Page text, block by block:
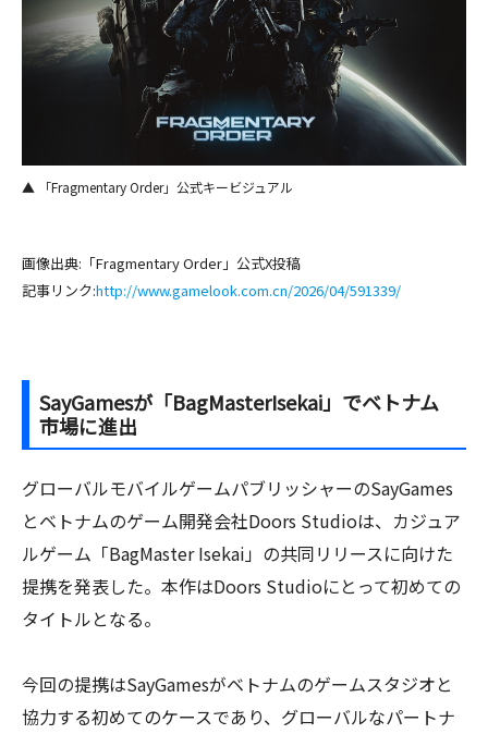
▲ 「Fragmentary Order」公式キービジュアル
画像出典:「Fragmentary Order」公式X投稿
記事リンク:http://www.gamelook.com.cn/2026/04/591339/
SayGamesが「BagMasterIsekai」でベトナム
市場に進出
グローバルモバイルゲームパブリッシャーのSayGames
とベトナムのゲーム開発会社Doors Studioは、カジュア
ルゲーム「BagMaster Isekai」の共同リリースに向けた
提携を発表した。本作はDoors Studioにとって初めての
タイトルとなる。
今回の提携はSayGamesがベトナムのゲームスタジオと
協力する初めてのケースであり、グローバルなパートナ